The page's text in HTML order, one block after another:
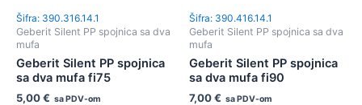
Šifra: 390.316.14.1
Geberit Silent PP spojnica sa dva
mufa
Geberit Silent PP spojnica
sa dva mufa fi75
5,00€ sa PDV-om
Šifra: 390.416.14.1
Geberit Silent PP spojnica sa dva
mufa
Geberit Silent PP spojnica
sa dva mufa fi90
7,00€ sa PDV-om